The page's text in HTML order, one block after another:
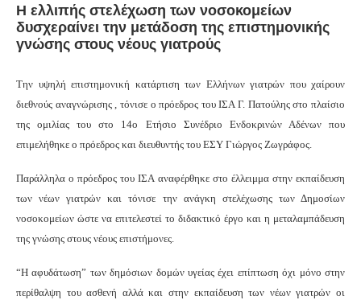
Η ελλιπής στελέχωση των νοσοκομείων
δυσχεραίνει την μετάδοση της επιστημονικής
γνώσης στους νέους γιατρούς
Την υψηλή επιστημονική κατάρτιση των Ελλήνων γιατρών που χαίρουν
διεθνούς αναγνώρισης , τόνισε ο πρόεδρος του ΙΣΑ Γ. Πατούλης στο πλαίσιο
της ομιλίας του στο 14ο Ετήσιο Συνέδριο Ενδοκρινών Αδένων που
επιμελήθηκε ο πρόεδρος και διευθυντής του ΕΣΥ Γιώργος Ζωγράφος.
Παράλληλα ο πρόεδρος του ΙΣΑ αναφέρθηκε στο έλλειμμα στην εκπαίδευση
των νέων γιατρών και τόνισε την ανάγκη στελέχωσης των Δημοσίων
νοσοκομείων ώστε να επιτελεστεί το διδακτικό έργο και η μεταλαμπάδευση
της γνώσης στους νέους επιστήμονες.
“Η αφυδάτωση” των δημόσιων δομών υγείας έχει επίπτωση όχι μόνο στην
περίθαλψη του ασθενή αλλά και στην εκπαίδευση των νέων γιατρών οι